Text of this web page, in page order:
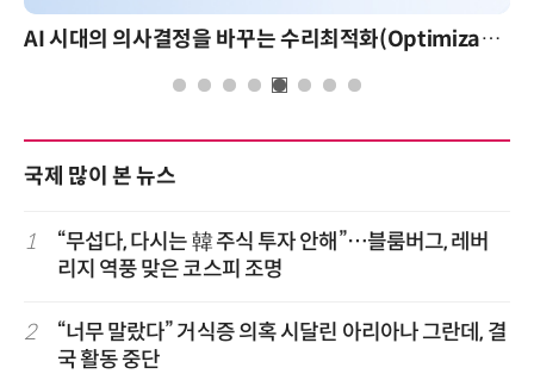
AI 시대의 의사결정을 바꾸는 수리최적화(Optimization): 실제 산업 적용 사례와 활용 전략
국제 많이 본 뉴스
1
“무섭다, 다시는 韓 주식 투자 안해”…블룸버그, 레버
리지 역풍 맞은 코스피 조명
2
“너무 말랐다” 거식증 의혹 시달린 아리아나 그란데, 결
국 활동 중단